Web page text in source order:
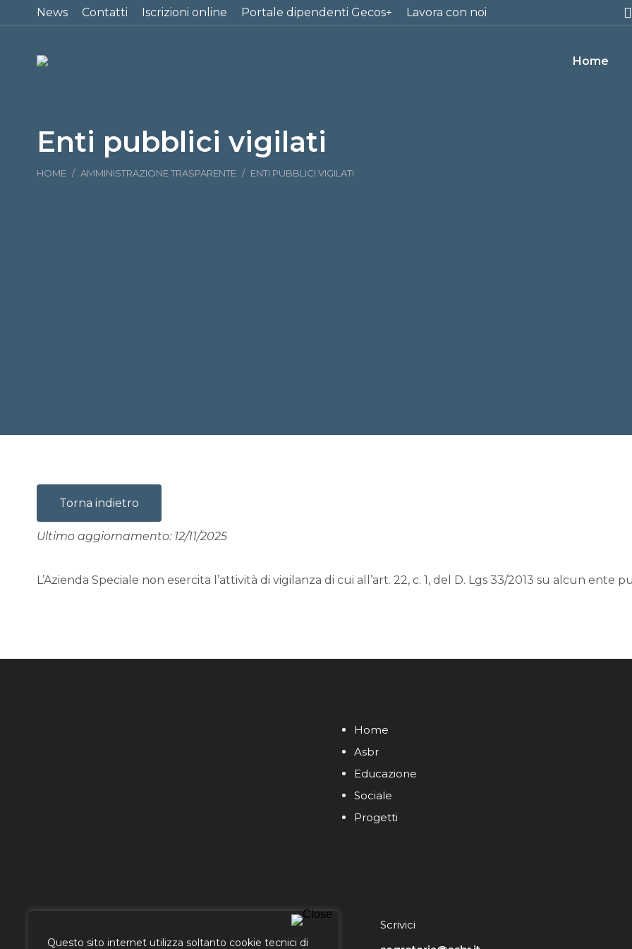
Questo sito internet utilizza soltanto cookie tecnici di
News Contatti Iscrizioni online Portale dipendenti Gecos+ Lavora con noi
Home
Enti pubblici vigilati
Tu sei qui:
HOME AMMINISTRAZIONE TRASPARENTE ENTI PUBBLICI VIGILATI
Torna indietro
Ultimo aggiornamento: 12/11/2025
L’Azienda Speciale non esercita l’attività di vigilanza di cui all’art. 22, c. 1, del D. Lgs 33/2013 su alcun ente
Home
Asbr
Educazione
Sociale
Progetti
Scrivici